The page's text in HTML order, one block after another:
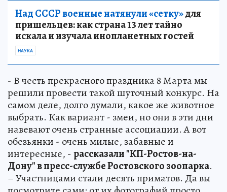
Над СССР военные натянули «сетку»для
пришельцев: как страна 13 лет тайно
искала и изучала инопланетных гостей
НАУКА
- В честь прекрасного праздника 8 Марта мы
решили провести такой шуточный конкурс. На
самом деле, долго думали, какое же животное
выбрать. Как вариант - змеи, но они в эти дни
навевают очень странные ассоциации. А вот
обезьянки - очень милые, забавные и
интересные, -рассказали "КП-Ростов-на-
Дону" в пресс-службе Ростовского зоопарка.
– Участницами стали десять приматов. Да вы